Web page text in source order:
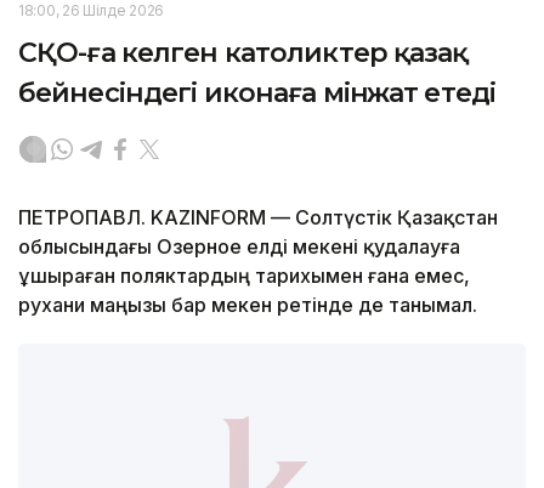
18:00, 26 Шілде 2026
СҚО-ға келген католиктер қазақ
бейнесіндегі иконаға мінәжат етеді
ПЕТРОПАВЛ. KAZINFORM — Солтүстік Қазақстан
облысындағы Озерное елді мекені қудалауға
ұшыраған поляктардың тарихымен ғана емес,
рухани маңызы бар мекен ретінде де танымал.